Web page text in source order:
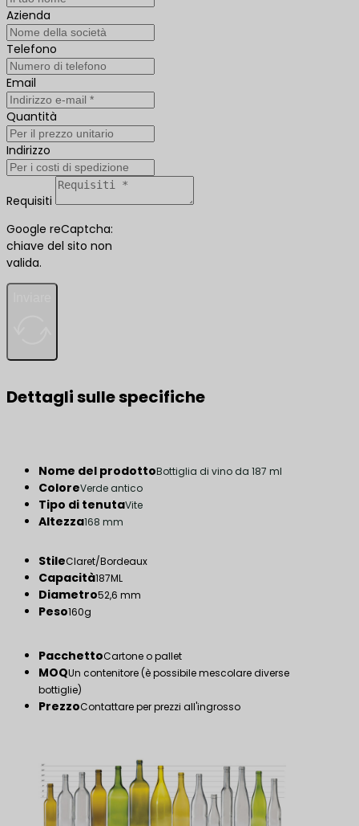
Azienda
Telefono
Email
Quantità
Indirizzo
Requisiti
Google reCaptcha:
chiave del sito non
valida.
Dettagli sulle specifiche
Nome del prodottoBottiglia di vino da 187 ml
ColoreVerde antico
Tipo di tenutaVite
Altezza168 mm
StileClaret/Bordeaux
Capacità187ML
Diametro52,6 mm
Peso160g
PacchettoCartone o pallet
MOQUn contenitore (è possibile mescolare diverse
bottiglie)
PrezzoContattare per prezzi all'ingrosso